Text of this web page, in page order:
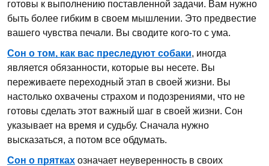
готовы к выполнению поставленной задачи. Вам нужно
быть более гибким в своем мышлении. Это предвестие
вашего чувства печали. Вы сводите кого-то с ума.
Сон о том, как вас преследуют собаки, иногда
является обязанности, которые вы несете. Вы
переживаете переходный этап в своей жизни. Вы
настолько охвачены страхом и подозрениями, что не
готовы сделать этот важный шаг в своей жизни. Сон
указывает на время и судьбу. Сначала нужно
высказаться, а потом все обдумать.
Сон о прятках означает неуверенность в своих